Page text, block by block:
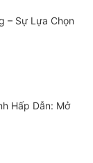
– Sự Lựa Chọn
Hấp Dẫn: Mở